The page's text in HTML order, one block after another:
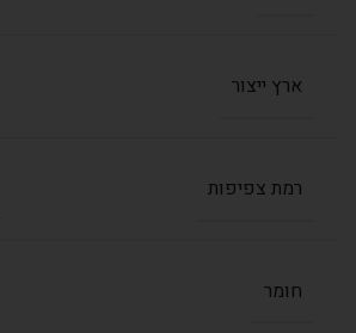
ארץ ייצור
רמת צפיפות
חומר